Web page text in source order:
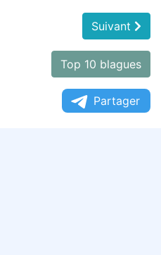
Suivant
Top 10 blagues
Partager